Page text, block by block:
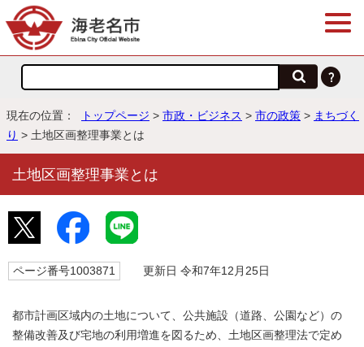
現在の位置： トップページ > 市政・ビジネス > 市の政策 > まちづく
り > 土地区画整理事業とは
土地区画整理事業とは
ページ番号1003871 更新日 令和7年12月25日
都市計画区域内の土地について、公共施設（道路、公園など）の
整備改善及び宅地の利用増進を図るため、土地区画整理法で定め